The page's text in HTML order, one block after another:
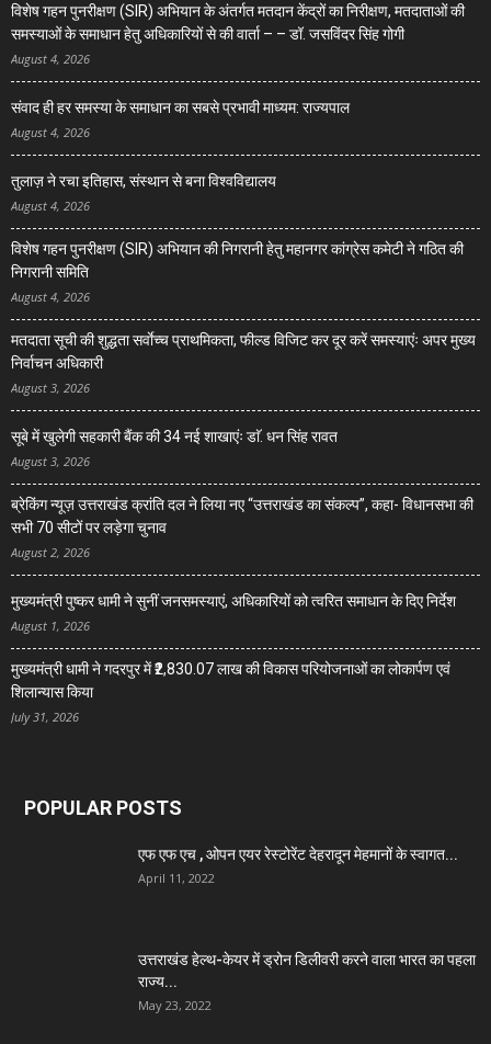
विशेष गहन पुनरीक्षण (SIR) अभियान के अंतर्गत मतदान केंद्रों का निरीक्षण, मतदाताओं की
समस्याओं के समाधान हेतु अधिकारियों से की वार्ता – – डॉ. जसविंदर सिंह गोगी
August 4, 2026
संवाद ही हर समस्या के समाधान का सबसे प्रभावी माध्यम: राज्यपाल
August 4, 2026
तुलाज़ ने रचा इतिहास, संस्थान से बना विश्वविद्यालय
August 4, 2026
विशेष गहन पुनरीक्षण (SIR) अभियान की निगरानी हेतु महानगर कांग्रेस कमेटी ने गठित की
निगरानी समिति
August 4, 2026
मतदाता सूची की शुद्धता सर्वाेच्च प्राथमिकता, फील्ड विजिट कर दूर करें समस्याएंः अपर मुख्य
निर्वाचन अधिकारी
August 3, 2026
सूबे में खुलेगी सहकारी बैंक की 34 नई शाखाएंः डाॅ. धन सिंह रावत
August 3, 2026
ब्रेकिंग न्यूज़ उत्तराखंड क्रांति दल ने लिया नए “उत्तराखंड का संकल्प”, कहा- विधानसभा की
सभी 70 सीटों पर लड़ेगा चुनाव
August 2, 2026
मुख्यमंत्री पुष्कर धामी ने सुनीं जनसमस्याएं, अधिकारियों को त्वरित समाधान के दिए निर्देश
August 1, 2026
मुख्यमंत्री धामी ने गदरपुर में ₹2,830.07 लाख की विकास परियोजनाओं का लोकार्पण एवं
शिलान्यास किया
July 31, 2026
POPULAR POSTS
एफ एफ एच , ओपन एयर रेस्टोरेंट देहरादून मेहमानों के स्वागत...
April 11, 2022
उत्तराखंड हेल्थ-केयर में ड्रोन डिलीवरी करने वाला भारत का पहला
राज्य...
May 23, 2022